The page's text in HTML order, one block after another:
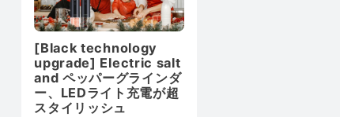
[Black technology
upgrade] Electric salt
and ペッパーグラインダ
ー、LEDライト充電が超
スタイリッシュ